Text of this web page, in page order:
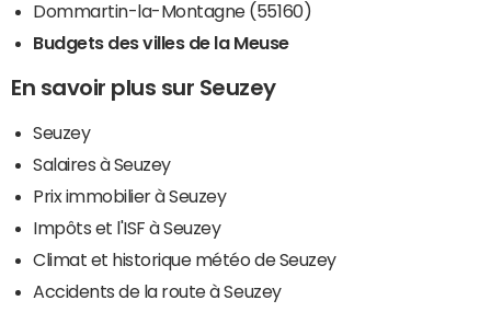
Dommartin-la-Montagne (55160)
Budgets des villes de la Meuse
En savoir plus sur Seuzey
Seuzey
Salaires à Seuzey
Prix immobilier à Seuzey
Impôts et l'ISF à Seuzey
Climat et historique météo de Seuzey
Accidents de la route à Seuzey